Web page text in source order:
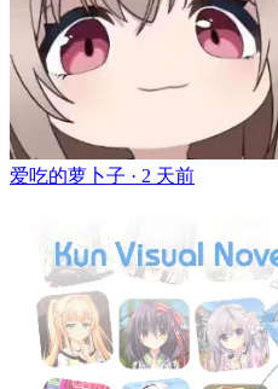
爱吃的萝卜子 · 2 天前